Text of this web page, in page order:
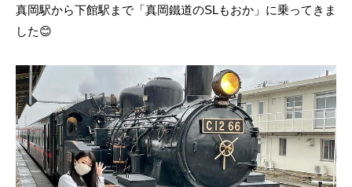
真岡駅から下館駅まで「真岡鐵道のSLもおか」に乗ってきま
した😊